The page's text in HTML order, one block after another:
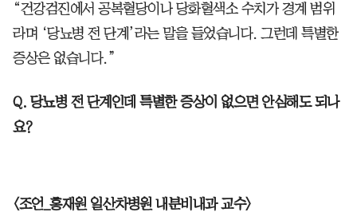
“건강검진에서 공복혈당이나 당화혈색소 수치가 경계 범위
라며 ‘당뇨병 전 단계’라는 말을 들었습니다. 그런데 특별한
증상은 없습니다.”
Q. 당뇨병 전 단계인데 특별한 증상이 없으면 안심해도 되나
요?
<조언_홍재원 일산차병원 내분비내과 교수>